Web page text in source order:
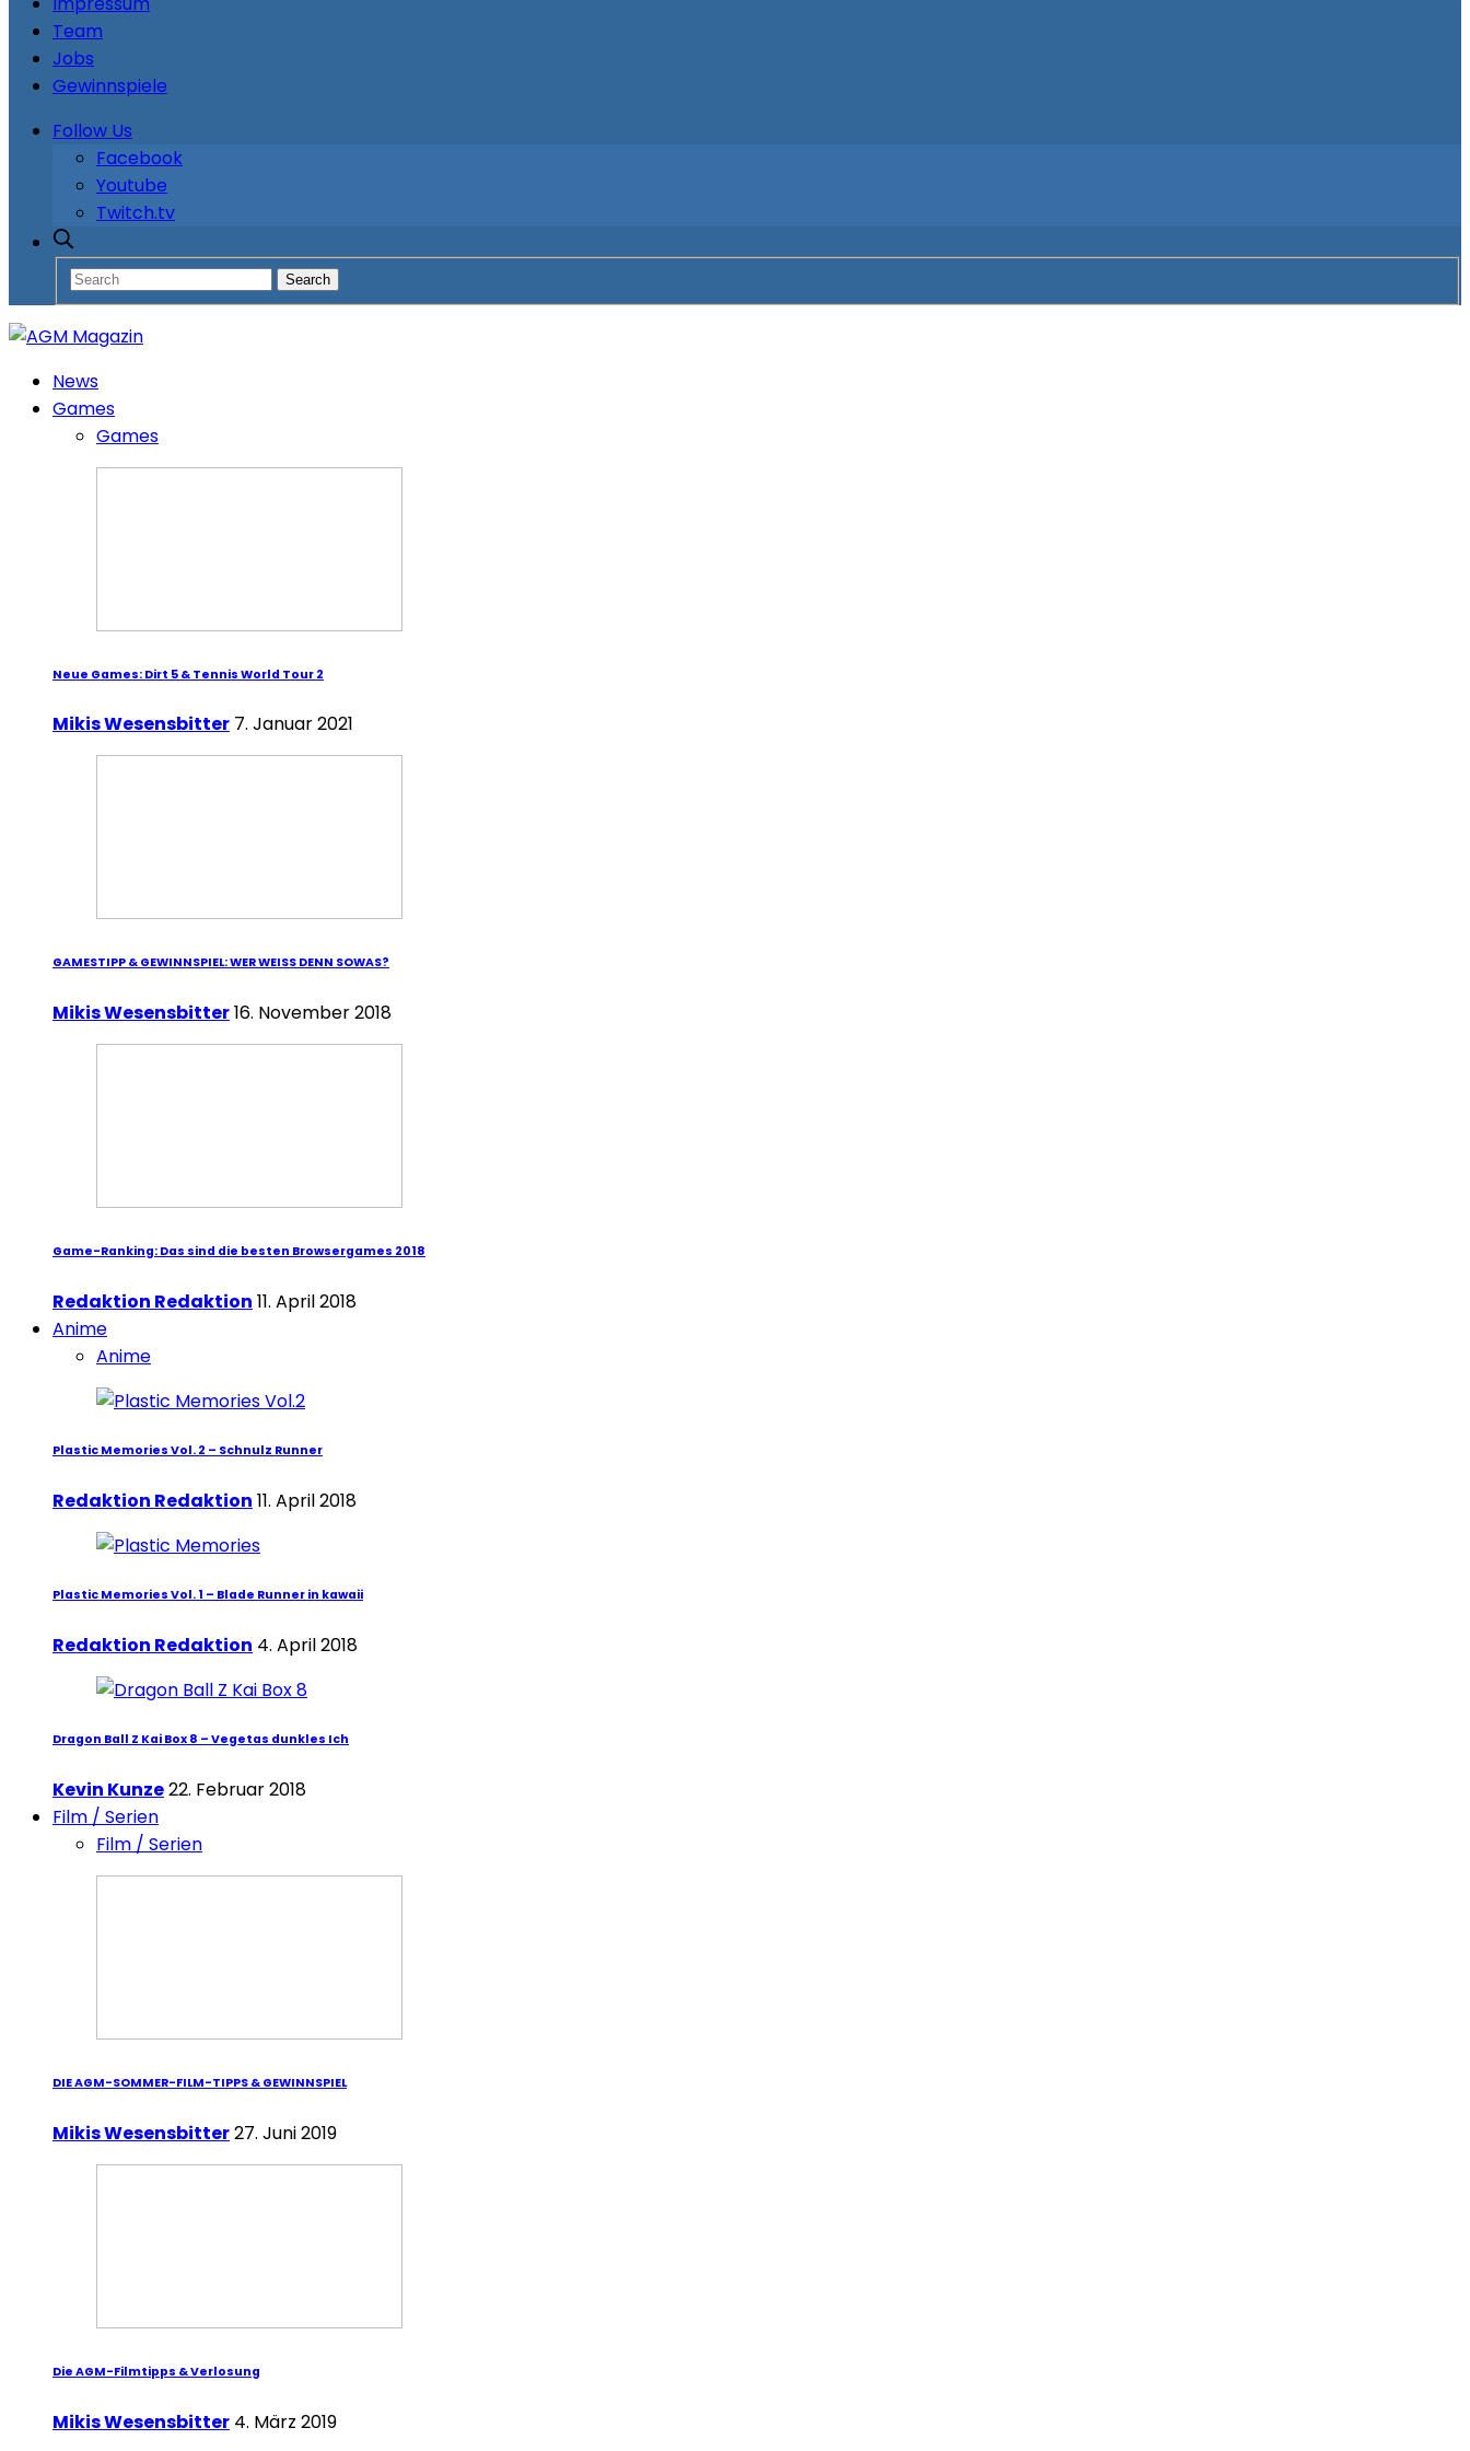
Team
Jobs
Gewinnspiele
Follow Us
Facebook
Youtube
Twitch.tv
News
Games
Games
Neue Games: Dirt 5 & Tennis World Tour 2
Mikis Wesensbitter 7. Januar 2021
GAMESTIPP & GEWINNSPIEL: WER WEISS DENN SOWAS?
Mikis Wesensbitter16. November 2018
Game-Ranking: Das sind die besten Browsergames 2018
Redaktion Redaktion 11. April 2018
Anime
Anime
Plastic Memories Vol. 2 – Schnulz Runner
Redaktion Redaktion 11. April 2018
Plastic Memories Vol. 1 – Blade Runner in kawaii
Redaktion Redaktion 4. April 2018
Dragon Ball Z Kai Box 8 – Vegetas dunkles Ich
Kevin Kunze22. Februar 2018
Film / Serien
Film / Serien
DIE AGM-SOMMER-FILM-TIPPS & GEWINNSPIEL
Mikis Wesensbitter27. Juni 2019
Die AGM-Filmtipps & Verlosung
Mikis Wesensbitter 4. März 2019